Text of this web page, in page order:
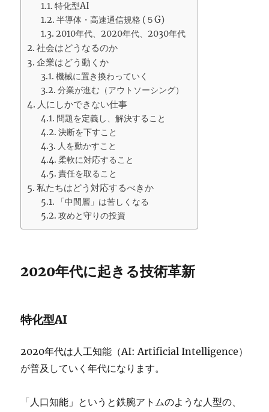
特化型AI
半導体・高速通信規格 (５G)
2010年代、2020年代、2030年代
社会はどうなるのか
企業はどう動くか
機械に置き換わっていく
分業が進む（アウトソーシング）
人にしかできない仕事
問題を定義し、解決すること
決断を下すこと
人を動かすこと
柔軟に対応すること
責任を取ること
私たちはどう対応するべきか
「中間層」は苦しくなる
攻めと守りの投資
2020年代に起きる技術革新
特化型AI
2020年代は人工知能（AI: Artificial Intelligence）
が普及していく年代になります。
「人口知能」というと鉄腕アトムのような人型の、